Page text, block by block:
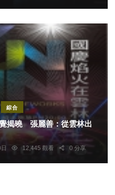
綜合
揭曉 張麗善：從雲林出
12,445 觀看 0 分享